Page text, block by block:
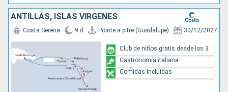
ANTILLAS, ISLAS VÍRGENES
Costa Serena 9 d Pointe a pitre (Guadalupe) 30/12/2027
Club de niños gratis desde los 3
Gastronomía italiana
Comidas incluidas